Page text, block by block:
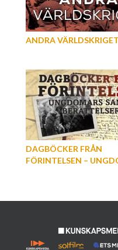
ANDRA VÄRLDSKRIGET
DAGBÖCKER FRÅN
FÖRINTELSEN –